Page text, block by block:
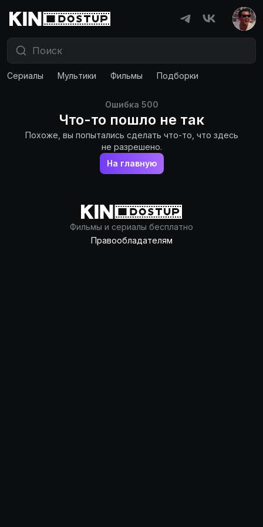
Сериалы Мультики Фильмы Подборки
Ошибка 500
Что-то пошло не так
Похоже, вы попытались сделать что-то, что здесь
не разрешено.
На главную
Фильмы и сериалы бесплатно
Правообладателям